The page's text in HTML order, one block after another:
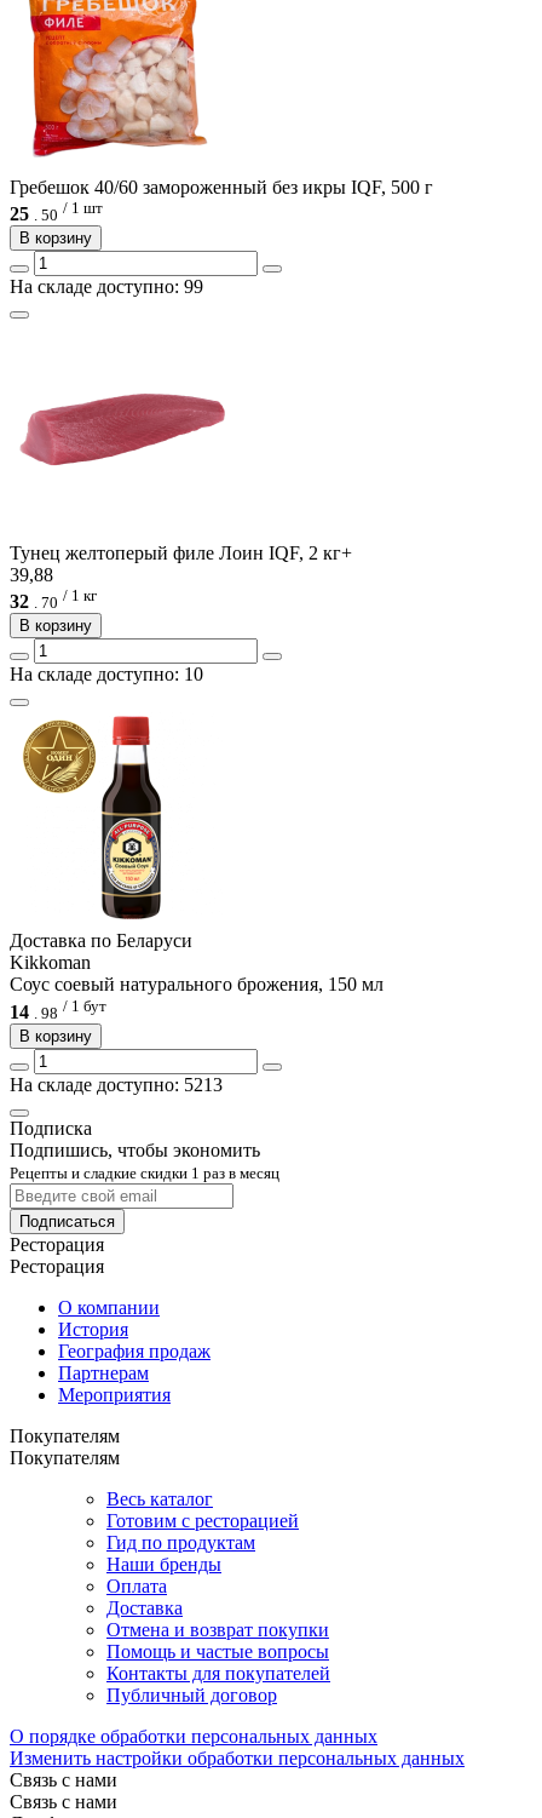
Гребешок 40/60 замороженный без икры IQF, 500 г
25 . 50 / 1 шт
В корзину
На складе доступно: 99
Тунец желтоперый филе Лоин IQF, 2 кг+
39,88
32 . 70 / 1 кг
В корзину
На складе доступно: 10
Доcтавка по Беларуси
Kikkoman
Соус соевый натурального брожения, 150 мл
14
98 / 1 бут
В корзину
На складе доступно: 5213
Подписка
Подпишись, чтобы экономить
Рецепты и сладкие скидки 1 раз в месяц
Подписаться
Ресторация
Ресторация
О компании
История
География продаж
Партнерам
Мероприятия
Покупателям
Покупателям
Весь каталог
Готовим с ресторацией
Гид по продуктам
Наши бренды
Оплата
Доставка
Отмена и возврат покупки
Помощь и частые вопросы
Контакты для покупателей
Публичный договор
О порядке обработки персональных данных
Изменить настройки обработки персональных данных
Связь с нами
Связь с нами